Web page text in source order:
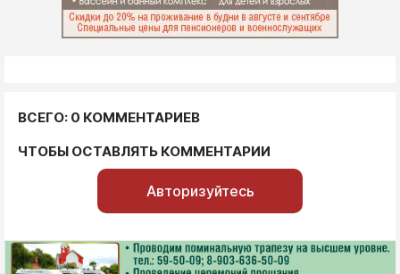
ВСЕГО: 0 КОММЕНТАРИЕВ
ЧТОБЫ ОСТАВЛЯТЬ КОММЕНТАРИИ
Авторизуйтесь